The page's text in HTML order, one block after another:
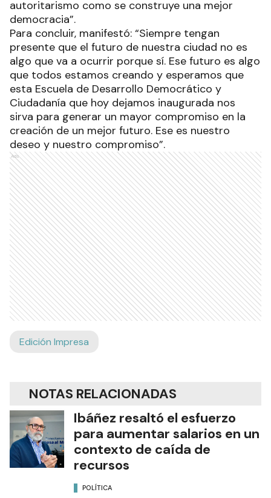
autoritarismo como se construye una mejor
democracia”.
Para concluir, manifestó: “Siempre tengan
presente que el futuro de nuestra ciudad no es
algo que va a ocurrir porque sí. Ese futuro es algo
que todos estamos creando y esperamos que
esta Escuela de Desarrollo Democrático y
Ciudadanía que hoy dejamos inaugurada nos
sirva para generar un mayor compromiso en la
creación de un mejor futuro. Ese es nuestro
deseo y nuestro compromiso”.
Ads
Edición Impresa
NOTAS RELACIONADAS
Ibáñez resaltó el esfuerzo
para aumentar salarios en un
contexto de caída de
recursos
POLÍTICA